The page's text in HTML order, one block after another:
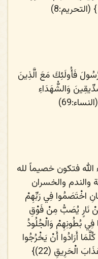
} (التحريم:8)
فَأُولَئِكَ مَعَ الَّذِينَ
وَالشُّهَدَاءِ
فتكون خصيماً لله
والندم والخسران
اخْتَصَمُوا فِي رَبِّهِمْ
نَارٍ يُصَبُّ مِنْ فَوْقِ
فِي بُطُونِهِمْ وَالْجُلُودُ
كُلَّمَا أَرَادُوا أَنْ يَخْرُجُوا
الْحَرِيقِ (22)
}